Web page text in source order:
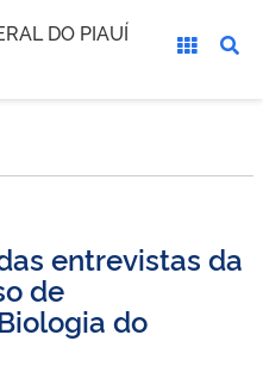
DO PIAUÍ
entrevistas da
de
do